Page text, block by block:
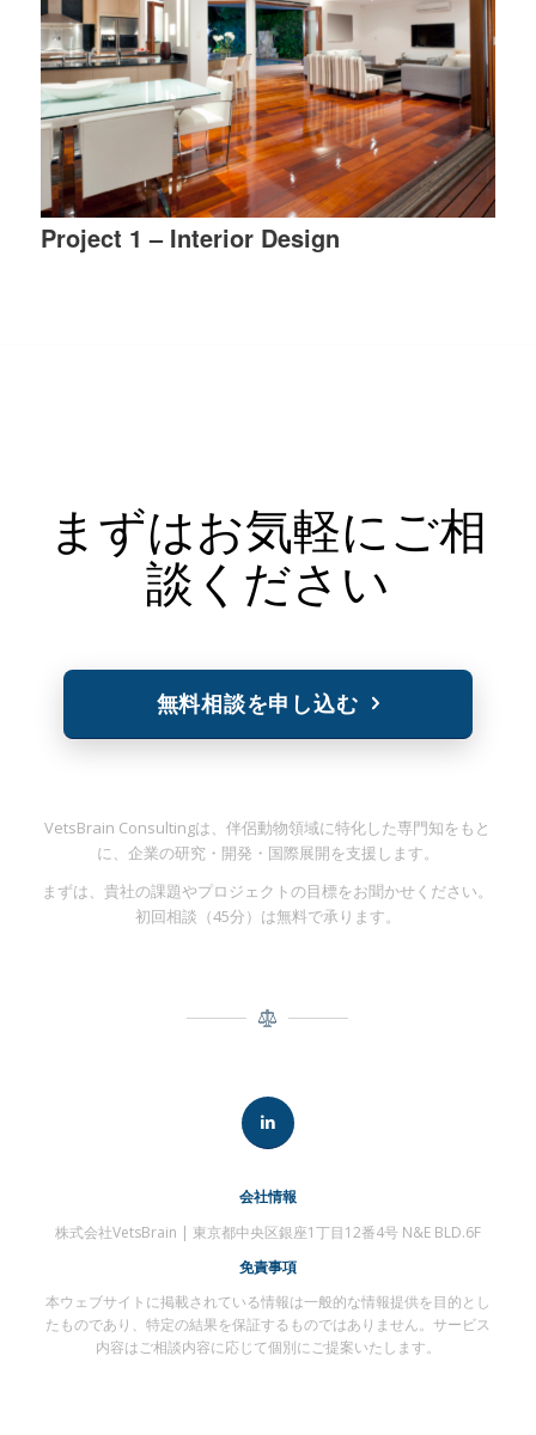
Project 1 – Interior Design
まずはお気軽にご相
談ください
無料相談を申し込む
VetsBrain Consultingは、伴侶動物領域に特化した専門知をもと
に、企業の研究・開発・国際展開を支援します。
まずは、貴社の課題やプロジェクトの目標をお聞かせください。
初回相談（45分）は無料で承ります。
会社情報
株式会社VetsBrain | 東京都中央区銀座1丁目12番4号 N&E BLD.6F
免責事項
本ウェブサイトに掲載されている情報は一般的な情報提供を目的とし
たものであり、特定の結果を保証するものではありません。サービス
内容はご相談内容に応じて個別にご提案いたします。